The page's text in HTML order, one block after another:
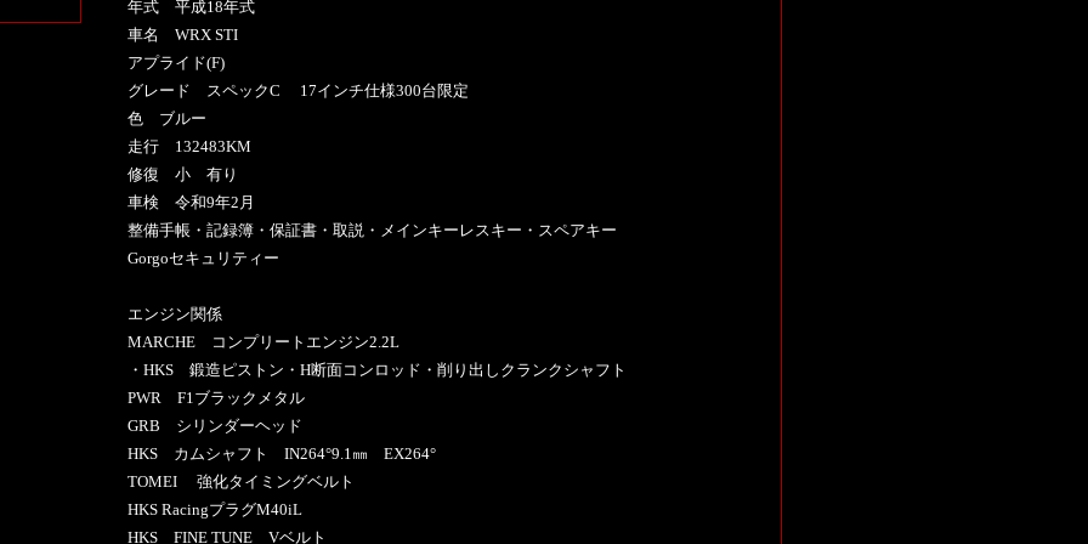
年式 平成18年式
車名 WRX STI
アプライド(F)
グレード スペックC 17インチ仕様300台限定
色 ブルー
走行 132483KM
修復 小 有り
車検 令和9年2月
整備手帳・記録簿・保証書・取説・メインキーレスキー・スペアキー
Gorgoセキュリティー
エンジン関係
MARCHE コンプリートエンジン2.2L
・HKS 鍛造ピストン・H断面コンロッド・削り出しクランクシャフト
PWR F1ブラックメタル
GRB シリンダーヘッド
HKS カムシャフト IN264°9.1㎜ EX264°
TOMEI 強化タイミングベルト
HKS RacingプラグM40iL
HKS FINE TUNE Vベルト